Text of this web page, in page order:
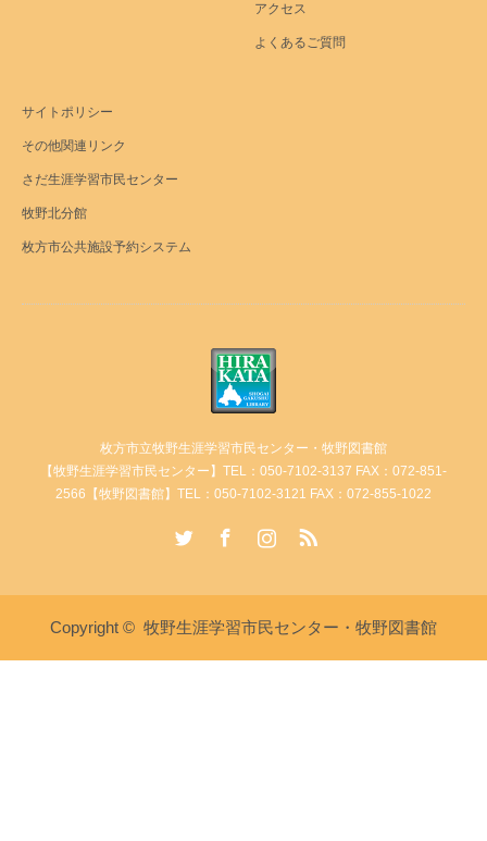
アクセス
よくあるご質問
サイトポリシー
その他関連リンク
さだ生涯学習市民センター
牧野北分館
枚方市公共施設予約システム
枚方市立牧野生涯学習市民センター・牧野図書館
【牧野生涯学習市民センター】TEL：050-7102-3137 FAX：072-851-
2566【牧野図書館】TEL：050-7102-3121 FAX：072-855-1022
InstagramRSS
Copyright © 牧野生涯学習市民センター・牧野図書館